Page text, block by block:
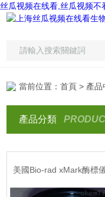
丝瓜视频在线看,丝瓜视频
當前位置：首頁 > 產品
產品分類